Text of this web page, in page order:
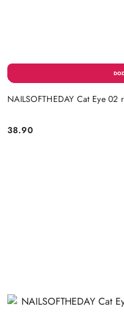
NAILSOFTHEDAY Cat Eye
Cena:
38.90